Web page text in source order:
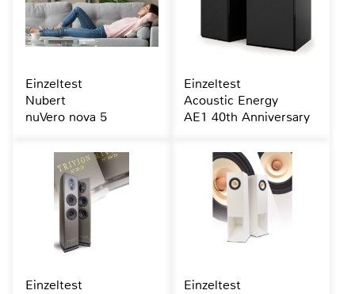
Einzeltest
Nubert
nuVero nova 5
Einzeltest
Acoustic Energy
AE1 40th Anniversary
Einzeltest
Einzeltest